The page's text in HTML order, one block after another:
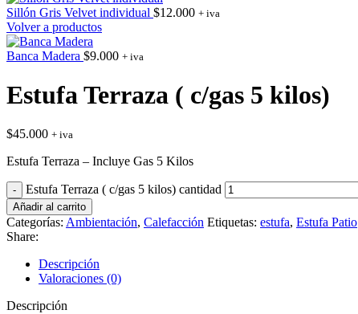
Sillón Gris Velvet individual $12.000 + iva
Volver a productos
Banca Madera $9.000 + iva
Estufa Terraza ( c/gas 5 kilos)
$45.000 + iva
Estufa Terraza – Incluye Gas 5 Kilos
Estufa Terraza ( c/gas 5 kilos) cantidad
Añadir al carrito
Categorías: Ambientación, Calefacción Etiquetas: estufa, Estufa Patio
Share:
Descripción
Valoraciones (0)
Descripción